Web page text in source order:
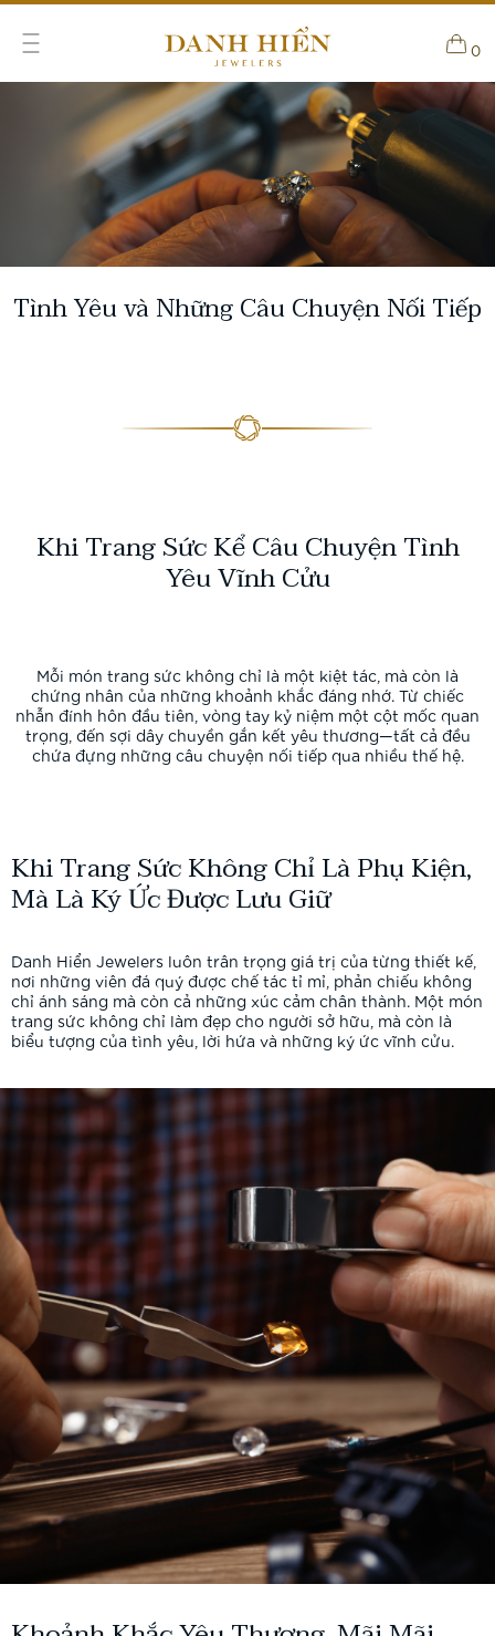
0
Tình Yêu và Những Câu Chuyện Nối Tiếp
Khi Trang Sức Kể Câu Chuyện Tình
Yêu Vĩnh Cửu
Mỗi món trang sức không chỉ là một kiệt tác, mà còn là
chứng nhân của những khoảnh khắc đáng nhớ. Từ chiếc
nhẫn đính hôn đầu tiên, vòng tay kỷ niệm một cột mốc quan
trọng, đến sợi dây chuyền gắn kết yêu thương—tất cả đều
chứa đựng những câu chuyện nối tiếp qua nhiều thế hệ.
Khi Trang Sức Không Chỉ Là Phụ Kiện,
Mà Là Ký Ức Được Lưu Giữ
Danh Hiển Jewelers luôn trân trọng giá trị của từng thiết kế,
nơi những viên đá quý được chế tác tỉ mỉ, phản chiếu không
chỉ ánh sáng mà còn cả những xúc cảm chân thành. Một món
trang sức không chỉ làm đẹp cho người sở hữu, mà còn là
biểu tượng của tình yêu, lời hứa và những ký ức vĩnh cửu.